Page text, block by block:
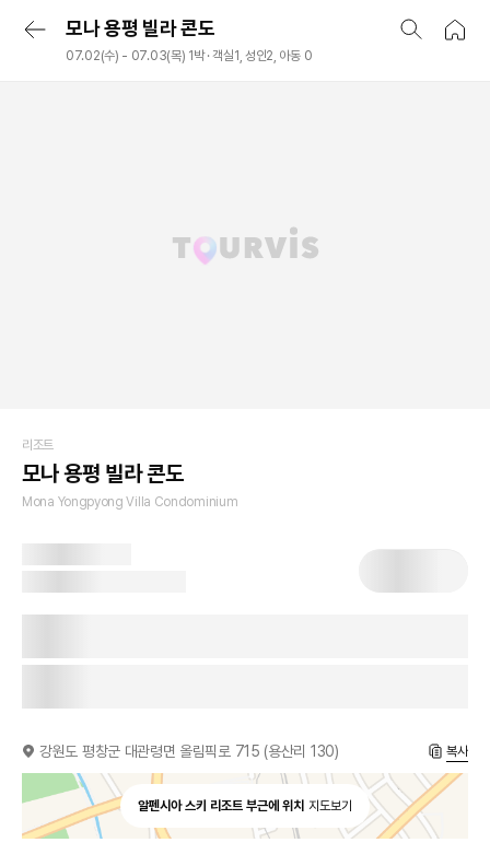
모나 용평 빌라 콘도
07.02(수) - 07.03(목) 1박 · 객실1, 성인2, 아동 0
리조트
모나 용평 빌라 콘도
Mona Yongpyong Villa Condominium
강원도 평창군 대관령면 올림픽로 715 (용산리 130) 복사
알펜시아 스키 리조트 부근에 위치 지도보기